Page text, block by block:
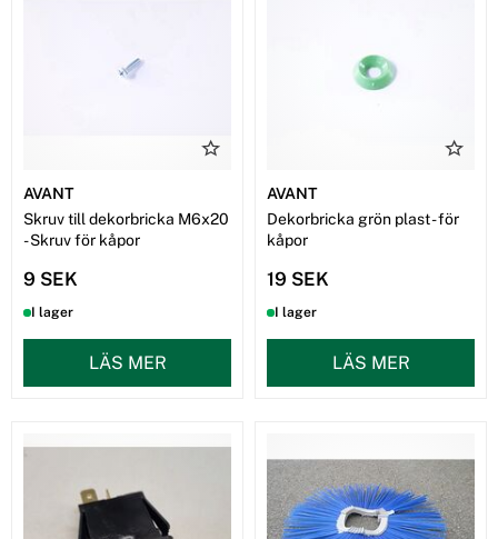
AVANT
Skruv till dekorbricka M6x20
- Skruv för kåpor
9 SEK
I lager
LÄS MER
AVANT
Dekorbricka grön plast - för
kåpor
19 SEK
I lager
LÄS MER